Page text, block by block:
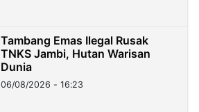
Tambang Emas Ilegal Rusak
TNKS Jambi, Hutan Warisan
Dunia
06/08/2026 - 16:23